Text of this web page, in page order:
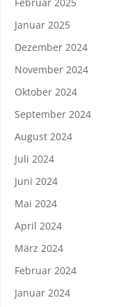
Januar 2025
Dezember 2024
November 2024
Oktober 2024
September 2024
August 2024
Juli 2024
Juni 2024
Mai 2024
April 2024
März 2024
Februar 2024
Januar 2024